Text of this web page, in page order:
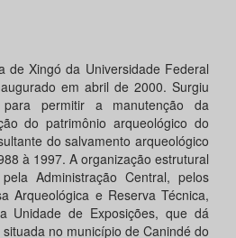
de Xingó da Universidade Federal
em abril de 2000. Surgiu
permitir a manutenção da
do patrimônio arqueológico do
do salvamento arqueológico
à 1997. A organização estrutural
Administração Central, pelos
Arqueológica e Reserva Técnica,
Unidade de Exposições, que dá
no município de Canindé do